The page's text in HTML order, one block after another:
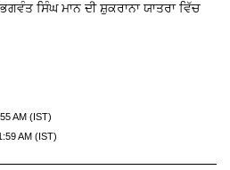
ਸਿੰਘ ਮਾਨ ਦੀ ਸ਼ੁਕਰਾਨਾ ਯਾਤਰਾ ਵਿੱਚ
AM (IST)
AM (IST)